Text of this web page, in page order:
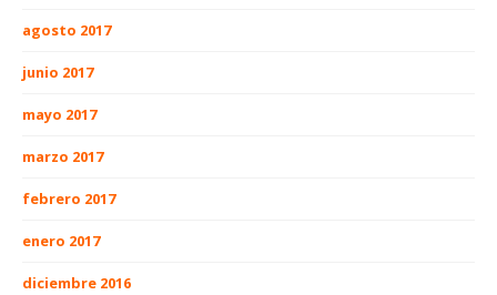
agosto 2017
junio 2017
mayo 2017
marzo 2017
febrero 2017
enero 2017
diciembre 2016